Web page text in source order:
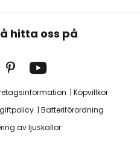
hitta oss på
Köpvillkor
Batteriförordning
av ljuskällor